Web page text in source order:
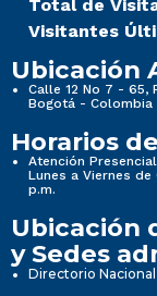
Total de
Visitantes
Ubicación
Calle 12 No 7 - 65,
Bogotá - Colombia
Horarios
Atención
Lunes a Viernes
p.m.
Ubicación
y Sedes
Directorio Nacional